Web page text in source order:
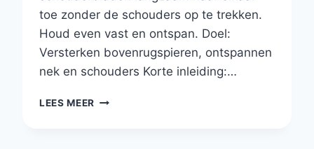
toe zonder de schouders op te trekken.
Houd even vast en ontspan. Doel:
Versterken bovenrugspieren, ontspannen
nek en schouders Korte inleiding:…
LEES MEER SCHOUDERBLAD